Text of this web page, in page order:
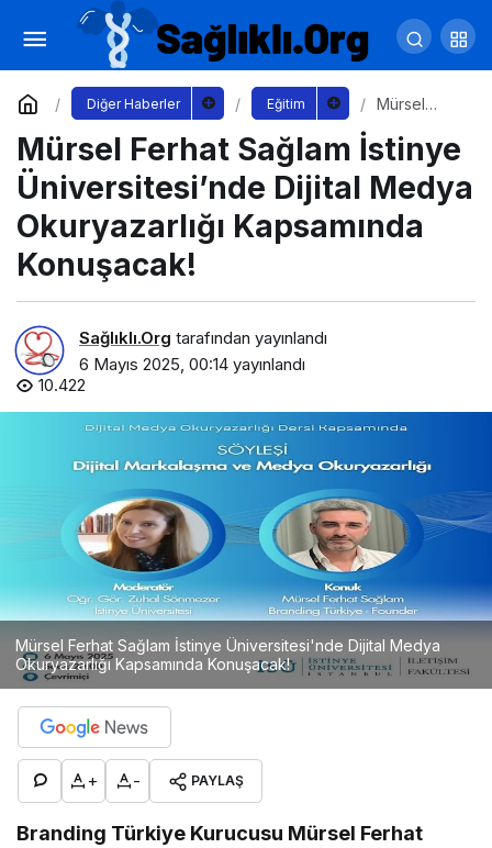
Diğer Haberler Eğitim
Mürsel
Sağlam
İstinye
Üniversitesi’
nde Dijital
Medya
Okuryazarlı
Mürsel Ferhat Sağlam İstinye
Üniversitesi’nde Dijital Medya
Okuryazarlığı Kapsamında
Konuşacak!
Sağlıklı.Org tarafından yayınlandı
6 Mayıs 2025, 00:14 yayınlandı
10.422
Mürsel Ferhat Sağlam İstinye Üniversitesi'nde Dijital Medya
Okuryazarlığı Kapsamında Konuşacak!
+ - PAYLAŞ
Branding Türkiye Kurucusu Mürsel Ferhat
Kampüs Rotam Akademi: Eğitimde Yeni Bir
Rota Çizin!
Yorum Yap Paylaş